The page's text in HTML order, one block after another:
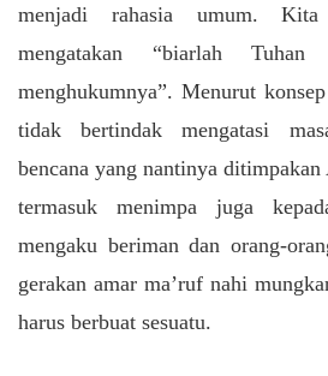
menjadi rahasia umum.
mengatakan “biarlah
menghukumnya”. Menurut
tidak bertindak mengatasi
bencana yang nantinya
termasuk menimpa juga
mengaku beriman dan orang-
gerakan amar ma’ruf nahi
harus berbuat sesuatu.